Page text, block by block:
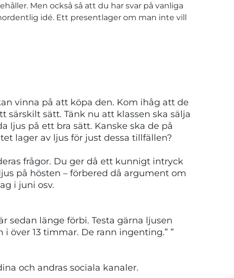
Men också så att du har svar på vanliga
idé. Ett presentlager om man inte vill
vinna på att köpa den. Kom ihåg att de
sätt. Tänk nu att klassen ska sälja
ljus på ett bra sätt. Kanske ska de på
lager av ljus för just dessa tillfällen?
frågor. Du ger då ett kunnigt intryck
på hösten – förbered då argument om
i juni osv.
sedan länge förbi. Testa gärna ljusen
över 13 timmar. De rann ingenting.” ”
och andras sociala kanaler.